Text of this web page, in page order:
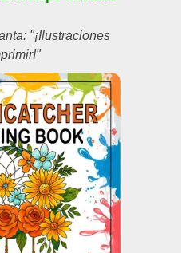
"¡Ilustraciones